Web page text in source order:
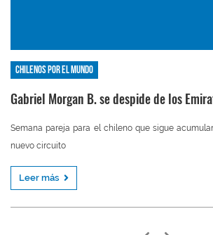
Chilenos por el mundo
Gabriel Morgan B. se despide de los
Semana pareja para el chileno que sigue
nuevo circuito
Leer más